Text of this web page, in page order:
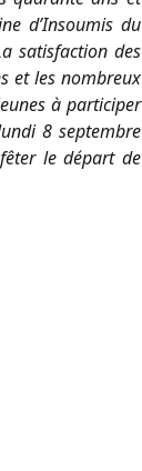
d’Insoumis du
satisfaction des
et les nombreux
à participer
8 septembre
le départ de